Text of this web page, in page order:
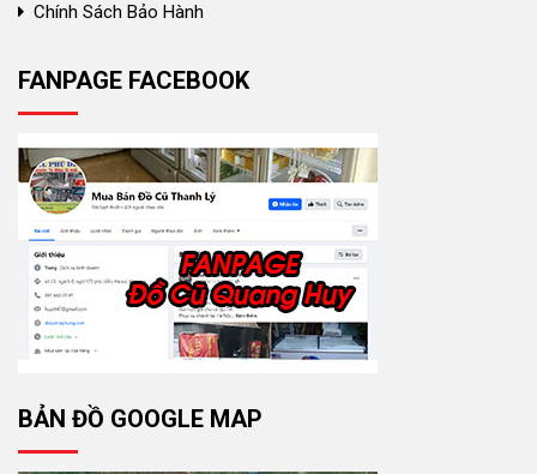
Chính Sách Bảo Hành
FANPAGE FACEBOOK
BẢN ĐỒ GOOGLE MAP